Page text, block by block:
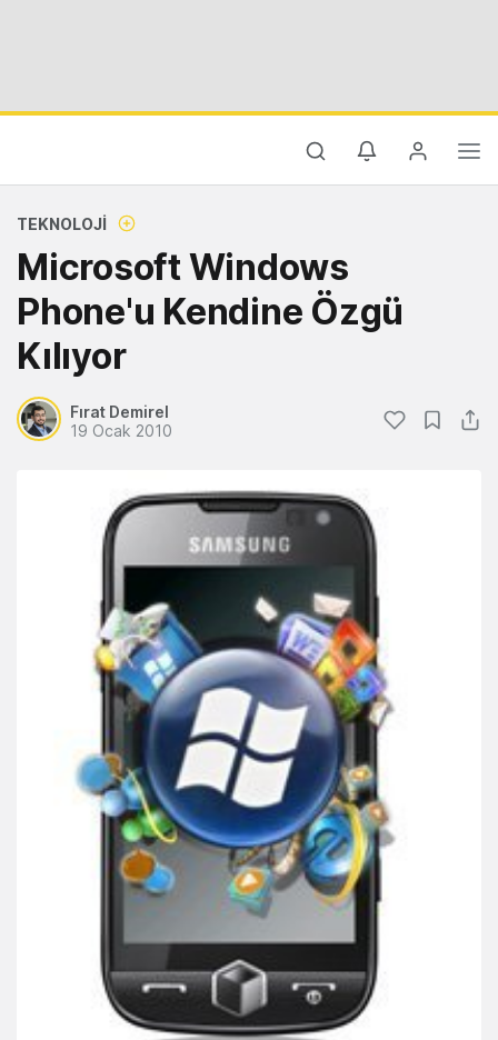
TEKNOLOJI
Microsoft Windows
Phone'u Kendine Özgü
Kılıyor
Fırat Demirel
19 Ocak 2010